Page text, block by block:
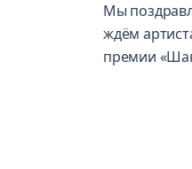
Мы
ждём
премии